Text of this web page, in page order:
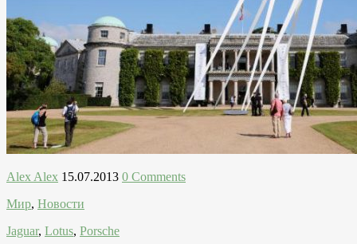
Alex Alex 15.07.2013 0 Comments
Мир, Новости
Jaguar, Lotus, Porsche